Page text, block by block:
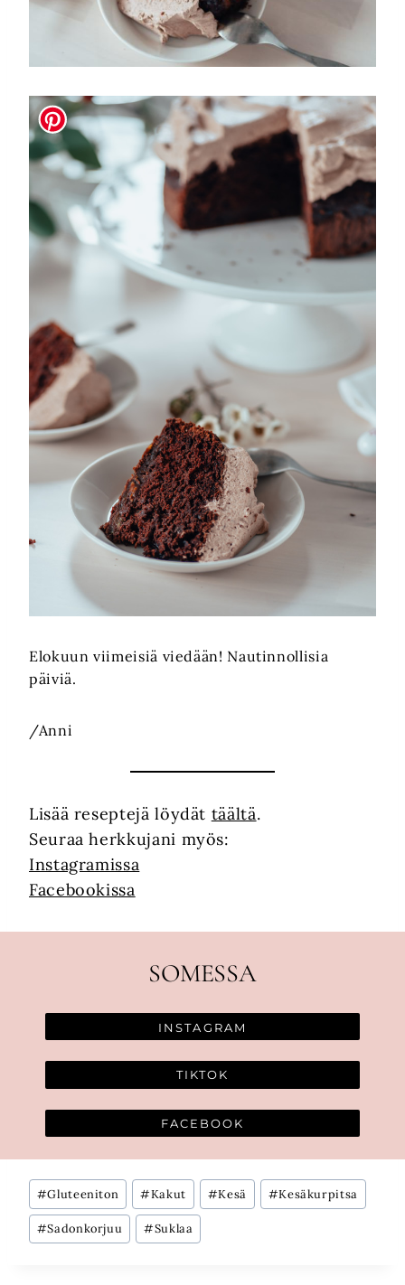
Elokuun viimeisiä viedään! Nautinnollisia
päiviä.
/Anni
Lisää reseptejä löydät täältä.
Seuraa herkkujani myös:
Instagramissa
Facebookissa
SOMESSA
INSTAGRAM
TIKTOK
FACEBOOK
Avainsanat:
#Gluteeniton #Kakut #Kesä #Kesäkurpitsa
#Sadonkorjuu #Suklaa